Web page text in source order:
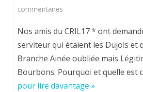
commentaires
NOUVELLE
PISTE
POUR
Nos amis du CRIL17 * ont
serviteur qui étaient les Dujols et
Branche Ainée oubliée mais
Bourbons. Pourquoi et quelle est
pour lire davantage »